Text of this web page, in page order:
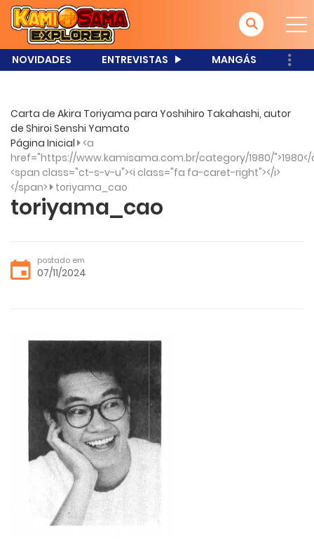
NOVIDADES ENTREVISTAS MANGÁS
Carta de Akira Toriyama para Yoshihiro Takahashi, autor
de Shiroi Senshi Yamato
Página Inicial <a
href="https://www.kamisama.com.br/category/1980/">1980</
<span class="ct-s-v-u"><i class="fa fa-caret-right"></i>
</span> toriyama_cao
toriyama_cao
postado em
07/11/2024